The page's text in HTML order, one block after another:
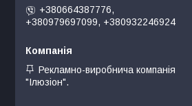
+380664387776,
+380979697099, +380932246924
Рекламно-виробнича компанія
"Ілюзіон".